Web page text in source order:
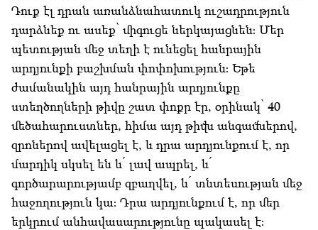
Դուք էլ դրան առանձնահատուկ ուշադրություն
դարձնեք ու ասեք՝ միգուցե ներկայացնեն։ Մեր
պետության մեջ տեղի է ունեցել հանրային
արդյունքի բաշխման փոփոխություն։ Եթե
ժամանակին այդ հանրային արդյունքը
ստեղծողների թիվը շատ փոքր էր, օրինակ՝ 40
մեծահարուստներ, հիմա այդ թիվն անգամներով,
զրոներով ավելացել է, և դրա արդյունքում է, որ
մարդիկ սկսել են և՛ լավ ապրել, և՛
գործարարությամբ զբաղվել, և՛ տնտեսության մեջ
հաջողություն կա։ Դրա արդյունքում է, որ մեր
երկրում անհավասարությունը պակասել է։